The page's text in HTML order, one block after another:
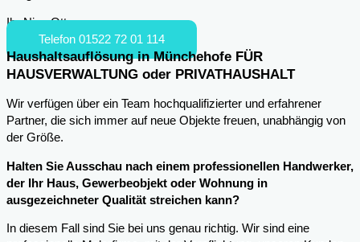
Ihr Nico Otto
Telefon 01522 72 01 114
Haushaltsauflösung in Münchehofe FÜR
HAUSVERWALTUNG oder PRIVATHAUSHALT
Wir verfügen über ein Team hochqualifizierter und erfahrener
Partner, die sich immer auf neue Objekte freuen, unabhängig von
der Größe.
Halten Sie Ausschau nach einem professionellen Handwerker,
der Ihr Haus, Gewerbeobjekt oder Wohnung in
ausgezeichneter Qualität streichen kann?
In diesem Fall sind Sie bei uns genau richtig. Wir sind eine